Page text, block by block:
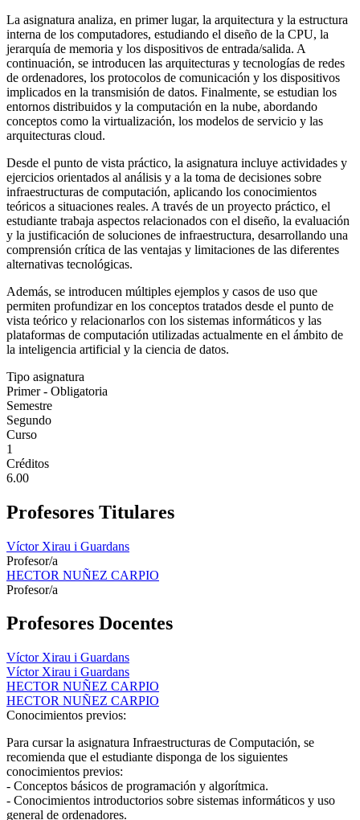
La asignatura analiza, en primer lugar, la arquitectura y la estructura
interna de los computadores, estudiando el diseño de la CPU, la
jerarquía de memoria y los dispositivos de entrada/salida. A
continuación, se introducen las arquitecturas y tecnologías de redes
de ordenadores, los protocolos de comunicación y los dispositivos
implicados en la transmisión de datos. Finalmente, se estudian los
entornos distribuidos y la computación en la nube, abordando
conceptos como la virtualización, los modelos de servicio y las
arquitecturas cloud.
Desde el punto de vista práctico, la asignatura incluye actividades y
ejercicios orientados al análisis y a la toma de decisiones sobre
infraestructuras de computación, aplicando los conocimientos
teóricos a situaciones reales. A través de un proyecto práctico, el
estudiante trabaja aspectos relacionados con el diseño, la evaluación
y la justificación de soluciones de infraestructura, desarrollando una
comprensión crítica de las ventajas y limitaciones de las diferentes
alternativas tecnológicas.
Además, se introducen múltiples ejemplos y casos de uso que
permiten profundizar en los conceptos tratados desde el punto de
vista teórico y relacionarlos con los sistemas informáticos y las
plataformas de computación utilizadas actualmente en el ámbito de
la inteligencia artificial y la ciencia de datos.
Tipo asignatura
Primer - Obligatoria
Semestre
Segundo
Curso
1
Créditos
6.00
Profesores Titulares
Víctor Xirau i Guardans
Profesor/a
HECTOR NUÑEZ CARPIO
Profesor/a
Profesores Docentes
Víctor Xirau i Guardans
Víctor Xirau i Guardans
HECTOR NUÑEZ CARPIO
HECTOR NUÑEZ CARPIO
Conocimientos previos:
Para cursar la asignatura Infraestructuras de Computación, se
recomienda que el estudiante disponga de los siguientes
conocimientos previos:
- Conceptos básicos de programación y algorítmica.
- Conocimientos introductorios sobre sistemas informáticos y uso
general de ordenadores.